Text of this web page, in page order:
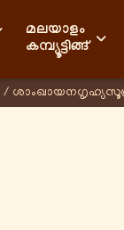
മലയാളം
കമ്പ്യൂട്ടിങ്ങ്
/